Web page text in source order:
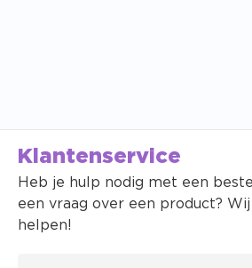
Klantenservice
Heb je hulp nodig met een
een vraag over een product?
helpen!